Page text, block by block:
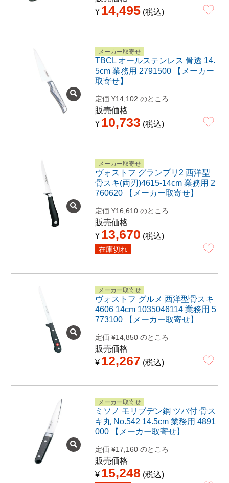
¥ 14,495 税込
メーカー取寄せ
TBCL オールステンレス 骨透 14.
5cm 業務用 2791500 【メーカー
取寄せ】
定価 ¥14,102 のところ
販売価格
¥ 10,733 税込
メーカー取寄せ
ヴォストフ グランプリ2 西洋型
骨スキ(両刃)4615-14cm 業務用 2
760620 【メーカー取寄せ】
定価 ¥16,610 のところ
販売価格
¥ 13,670 税込
在庫切れ
メーカー取寄せ
ヴォストフ グルメ 西洋型骨スキ
4606 14cm 1035046114 業務用 5
773100 【メーカー取寄せ】
定価 ¥14,850 のところ
販売価格
¥ 12,267 税込
メーカー取寄せ
ミソノ モリブデン鋼 ツバ付 骨ス
キ丸 No.542 14.5cm 業務用 4891
000 【メーカー取寄せ】
定価 ¥17,160 のところ
販売価格
¥ 15,248 税込